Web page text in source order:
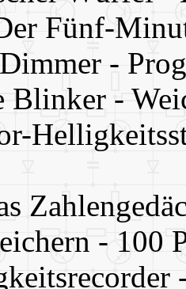
Fünf-
-
Blinker -
- 100